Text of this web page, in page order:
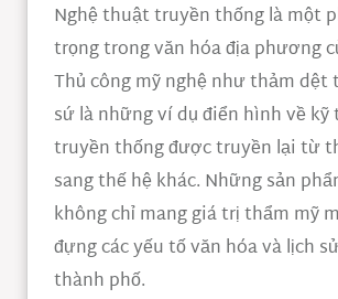
Nghệ thuật truyền thống là một
trọng trong văn hóa địa phương
Thủ công mỹ nghệ như thảm dệt
sứ là những ví dụ điển hình về
truyền thống được truyền lại từ
sang thế hệ khác. Những sản
không chỉ mang giá trị thẩm mỹ
đựng các yếu tố văn hóa và lịch
thành phố.